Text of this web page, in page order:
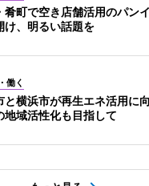
肴町で空き店舗活用のパン
け、明るい話題を
働く
と横浜市が再生エネ活用に
地域活性化も目指して